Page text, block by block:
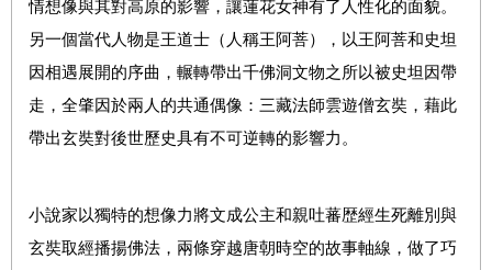
情想像與其對高原的影響，讓蓮花女神有了人性化的面貌。
另一個當代人物是王道士（人稱王阿菩），以王阿菩和史坦
因相遇展開的序曲，輾轉帶出千佛洞文物之所以被史坦因帶
走，全肇因於兩人的共通偶像：三藏法師雲遊僧玄奘，藉此
帶出玄奘對後世歷史具有不可逆轉的影響力。
小說家以獨特的想像力將文成公主和親吐蕃歴經生死離別與
玄奘取經播揚佛法，兩條穿越唐朝時空的故事軸線，做了巧